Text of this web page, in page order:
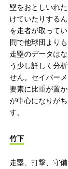
塁をおとしいれ
けていたりする
を走者が取って
間で他球団より
走塁のデータは
う少し詳しく分
せん。セイバー
要素に比重が置
が中心になりが
す。
竹下
走塁、打撃、守